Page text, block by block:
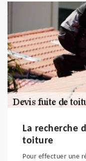
La recherche
toiture
Pour effectuer une